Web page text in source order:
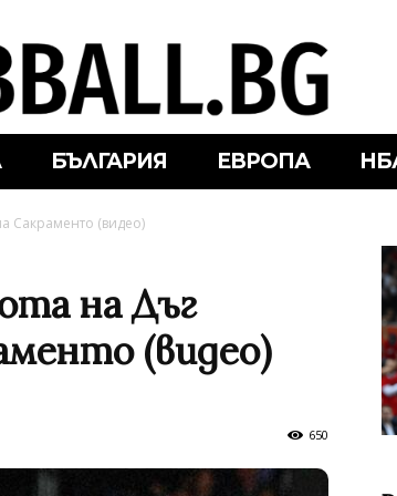
БЪЛГАРИЯ ЕВРОПА
Сакраменто (видео)
на Дъг
(видео)
650